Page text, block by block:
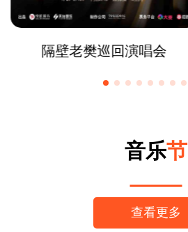
隔壁老樊巡回演唱会
音乐节
查看更多